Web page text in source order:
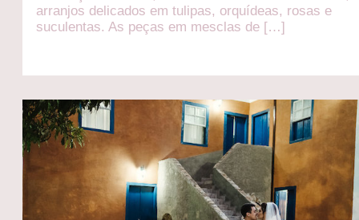
arranjos delicados em tulipas, orquídeas, rosas e
suculentas. As peças em mesclas de […]